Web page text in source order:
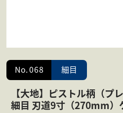
No.068 細目
【大地】ピストル柄（プ
細目 刃道9寸（270mm）
会社案内